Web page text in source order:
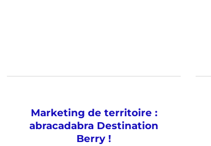
Marketing de territoire :
abracadabra Destination
Berry !